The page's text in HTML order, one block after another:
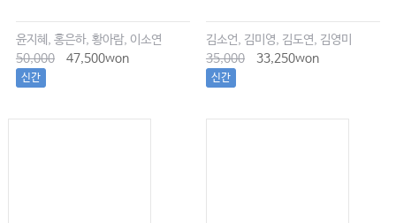
윤지혜, 홍은하, 황아람, 이소연
50,000
47,500won
신간
김소언, 김미영, 김도연, 김영미
35,000
33,250won
신간